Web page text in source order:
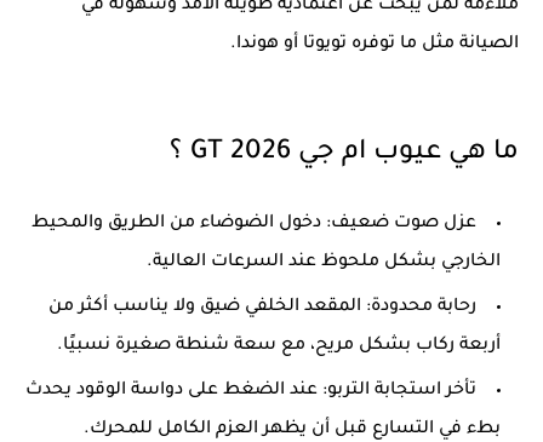
ملاءمة لمن يبحث عن اعتمادية طويلة الأمد وسهولة في
الصيانة مثل ما توفره تويوتا أو هوندا.
ما هي عيوب ام جي GT 2026 ؟
عزل صوت ضعيف: دخول الضوضاء من الطريق والمحيط
الخارجي بشكل ملحوظ عند السرعات العالية.
رحابة محدودة: المقعد الخلفي ضيق ولا يناسب أكثر من
أربعة ركاب بشكل مريح، مع سعة شنطة صغيرة نسبيًا.
تأخر استجابة التربو: عند الضغط على دواسة الوقود يحدث
بطء في التسارع قبل أن يظهر العزم الكامل للمحرك.